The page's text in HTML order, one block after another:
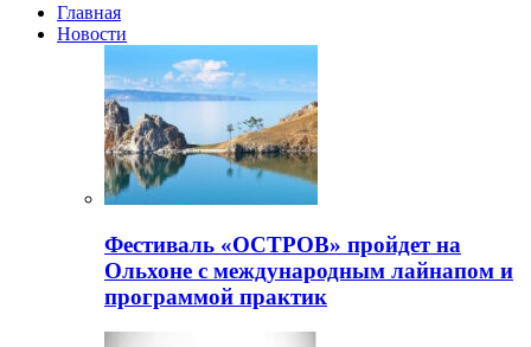
Главная
Новости
Фестиваль «ОСТРОВ» пройдет на
Ольхоне с международным лайнапом и
программой практик